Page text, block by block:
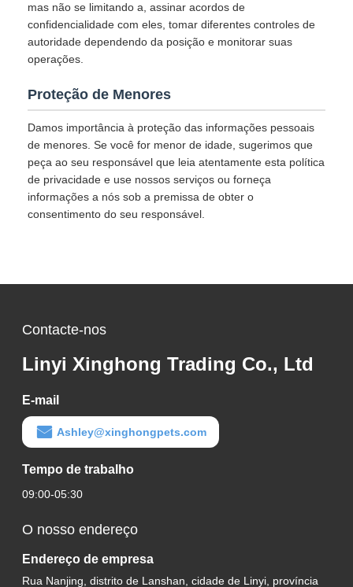
mas não se limitando a, assinar acordos de
confidencialidade com eles, tomar diferentes controles de
autoridade dependendo da posição e monitorar suas
operações.
Proteção de Menores
Damos importância à proteção das informações pessoais
de menores. Se você for menor de idade, sugerimos que
peça ao seu responsável que leia atentamente esta política
de privacidade e use nossos serviços ou forneça
informações a nós sob a premissa de obter o
consentimento do seu responsável.
Contacte-nos
Linyi Xinghong Trading Co., Ltd
E-mail
Ashley@xinghongpets.com
Tempo de trabalho
09:00-05:30
O nosso endereço
Endereço de empresa
Rua Nanjing, distrito de Lanshan, cidade de Linyi, província